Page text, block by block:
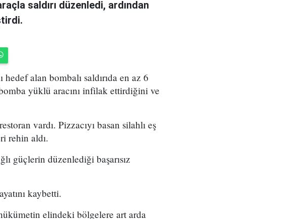
saldırı düzenledi, ardından
alan bombalı saldırıda en az 6
yüklü aracını infilak ettirdiğini ve
vardı. Pizzacıyı basan silahlı eş
rehin aldı.
güçlerin düzenlediği başarısız
kaybetti.
elindeki bölgelere art arda